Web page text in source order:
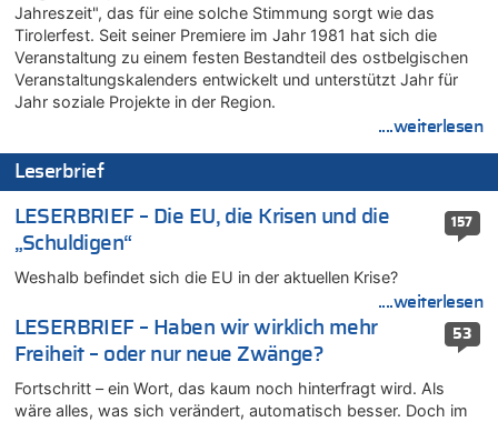
07.08.2026 - 20:57 von michlaustderaffe zu
Zweite Hitzewelle in diesem Sommer ist jetzt amtlich
07.08.2026 - 20:22 von Anstreicher zu
Zweite Hitzewelle in diesem Sommer ist jetzt amtlich
Zweite Hitzewelle in diesem Sommer ist jetzt amtlich
07.08.2026 - 19:52 von Hugo Egon Bernhard von Sinnen zu
In Belgien missachten zwei von drei Autofahrern das
Tempolimit in 30er-Zonen – Untersuchung von Vias
07.08.2026 - 18:31 von Panda46 zu
Mark van Bommel offiziell als neuer Nationalcoach der Roten
07.08.2026 - 17:56 von Mungo zu
Zweite Hitzewelle in diesem Sommer ist jetzt amtlich
07.08.2026 - 17:55 von M der Block zu
AS Eupen: „Keiner weiß, wohin die Reise geht…“
Jahreszeit", das für eine solche Stimmung sorgt wie das
Tirolerfest. Seit seiner Premiere im Jahr 1981 hat sich die
Veranstaltung zu einem festen Bestandteil des ostbelgischen
Veranstaltungskalenders entwickelt und unterstützt Jahr für
Jahr soziale Projekte in der Region.
....weiterlesen
Leserbrief
157
LESERBRIEF – Die EU, die Krisen und die
„Schuldigen“
Weshalb befindet sich die EU in der aktuellen Krise?
....weiterlesen
53
LESERBRIEF – Haben wir wirklich mehr
Freiheit – oder nur neue Zwänge?
Fortschritt – ein Wort, das kaum noch hinterfragt wird. Als
wäre alles, was sich verändert, automatisch besser. Doch im